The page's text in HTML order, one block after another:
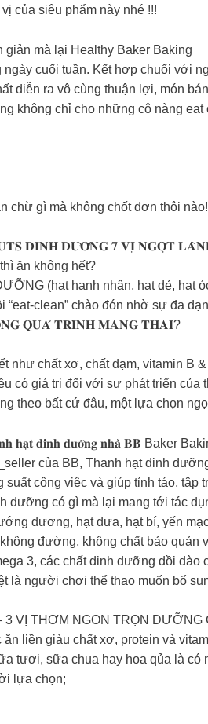
của siêu phẩm này nhé !!!
giản mà lại Healthy Baker Baking
cuối tuần. Kết hợp chuối với
diễn ra vô cùng thuận lợi, món
không chỉ cho những cô nàng
chừ gì mà không chốt đơn thôi
𝐃𝐈𝐍𝐇 𝐃𝐔̛𝐎̛̃𝐍𝐆 𝟕 𝐕𝐈̣ 𝐍𝐆𝐎̣𝐓 𝐋𝐀̀𝐍𝐇
ăn không hết?
(hạt hạnh nhân, hạt dẻ, hạt
“eat-clean” chào đón nhờ sự đa
𝐐𝐔𝐀́ 𝐓𝐑𝐈̀𝐍𝐇 𝐌𝐀𝐍𝐆 𝐓𝐇𝐀𝐈?
như chất xơ, chất đạm, vitamin B
có giá trị đối với sự phát triển của
theo bất cứ đâu, một lựa chọn
𝐡𝐚̣𝐭 𝐝𝐢𝐧𝐡 𝐝𝐮̛𝐨̛̃𝐧𝐠 𝐧𝐡𝐚̀ 𝐁𝐁 Baker
của BB, Thanh hạt dinh
công việc và giúp tỉnh táo, tập
dưỡng có gì mà lại mang tới tác
dương, hạt dưa, hạt bí, yến
đường, không chất bảo quản
3, các chất dinh dưỡng dồi dào
là người chơi thể thao muốn bổ
3 VỊ THƠM NGON TRỌN DƯỠNG
liền giàu chất xơ, protein và
tươi, sữa chua hay hoa qủa là
lựa chọn;